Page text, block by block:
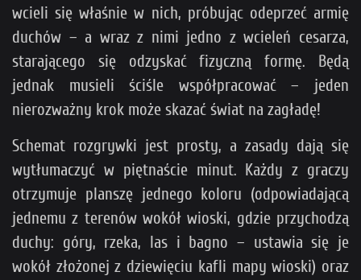
wcieli się właśnie w nich, próbując odeprzeć armię
duchów – a wraz z nimi jedno z wcieleń cesarza,
starającego się odzyskać fizyczną formę. Będą
jednak musieli ściśle współpracować – jeden
nierozważny krok może skazać świat na zagładę!
Schemat rozgrywki jest prosty, a zasady dają się
wytłumaczyć w piętnaście minut. Każdy z graczy
otrzymuje planszę jednego koloru (odpowiadającą
jednemu z terenów wokół wioski, gdzie przychodzą
duchy: góry, rzeka, las i bagno – ustawia się je
wokół złożonej z dziewięciu kafli mapy wioski) oraz